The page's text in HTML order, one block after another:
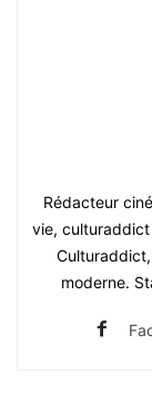
Rédacteur
vie,
moderne.